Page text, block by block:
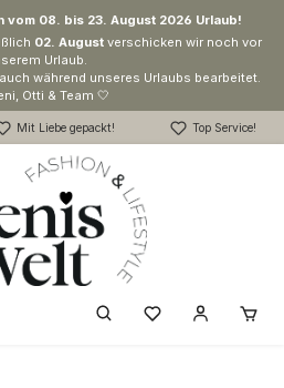
vom 08. bis 23. August 2026 Urlaub!
02. August verschicken wir noch vor
Urlaub.
während unseres Urlaubs bearbeitet.
Otti & Team 🤍
Mit Liebe gepackt! Top Service!
Du hast 0